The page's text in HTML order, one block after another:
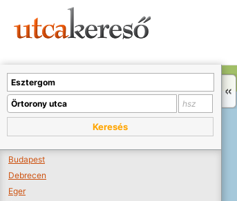
Keresés
Budapest
Debrecen
Eger
A térképet kicsinyíteni kell, hogy látszódjanak a boltok.
Boltok látszódjanak >>